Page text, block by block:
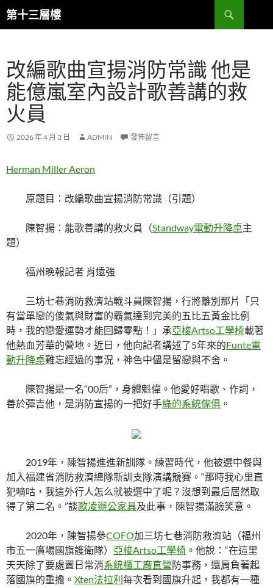
跳
至
內
容
第十三層樓
搜
尋
改編歌曲宣揚消防常識 他是
能億嵐室內設計歌善講的救
火員
2026 年 4 月 3 日 ADMIN 發佈留言
Herman Miller Aeron
原題目：改編歌曲宣揚消防常識（引題）
陳智揚：能歌善講的救火員（Standway電動升降桌主
題）
福州晚報記者 肖遠強
三坊七巷消防救濟站戰斗員陳智揚，行將離別那片「只
有當單戀的傻氣與財富的霸氣達到完美的五比五黃金比例
時，我的戀愛運勢才能回歸零點！」承亞梭Artso工學椅載著
他熱血芳華的營地。近日，他向記者講述了5年來的Funte電
動升降桌難忘經過的事況，神色中儘是留戀與不舍。
陳智揚是一名“00后”，身體魁偉。他愛好唱歌、作詞，
善於彈吉他，是消防宣揚的一把好手綠的系統傢俱 。
2019年，陳智揚進進新訓隊。練習時代，他被選中餐與
加入福建省消防救濟總隊新訓支隊演講競賽。“那時我心里直
犯嘀咕，我這外行人怎么就被選中了呢？沒想到最后居然取
得了第二名。”談歐凌辦公家具及此事，陳智揚滿臉笑意。
2020年，陳智揚參COFO加三坊七巷消防救濟站（福州
市五一廣場國旗護衛隊） 亞梭Artso工學椅 。他說：“在這里
天天除了要處置日常消系統櫃工廠直營防事務，還肩負著起
落國旗的重擔。 Xten法拉利每次看到國旗升起，我都有一種